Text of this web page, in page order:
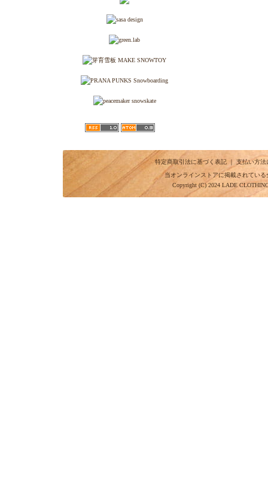
特定商取引法に基づく表記｜ 支払い方法
当オンラインストアに掲載されてい
Copyright (C) 2024 LADE